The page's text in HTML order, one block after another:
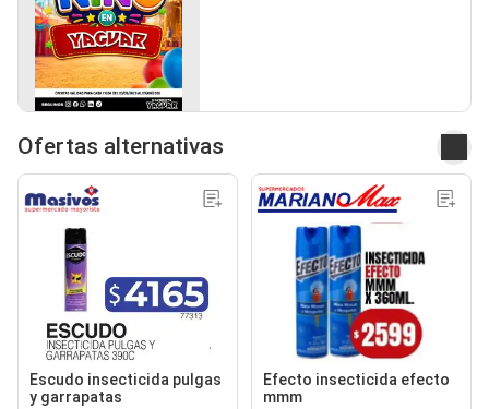
Ofertas alternativas
Escudo insecticida pulgas
y garrapatas
Efecto insecticida efecto
mmm